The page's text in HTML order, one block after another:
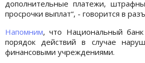
дополнительные платежи,
просрочки выплат“, - говорится в
Напомним, что Национальный
порядок действий в случае
финансовыми учреждениями.